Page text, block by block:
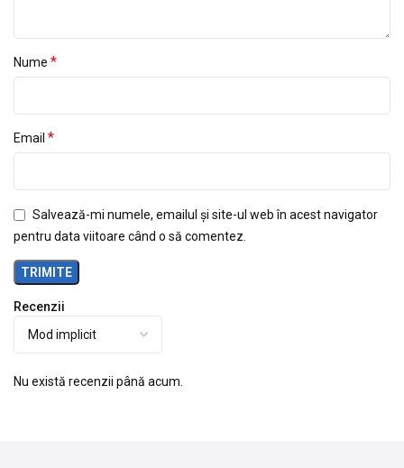
Recenzii
Nu există recenzii până acum.
Nume *
Email *
Salvează-mi numele, emailul și site-ul web în acest navigator
pentru data viitoare când o să comentez.